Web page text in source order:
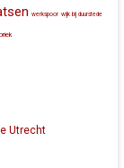
werkspoor wijk bij duurstede
Utrecht